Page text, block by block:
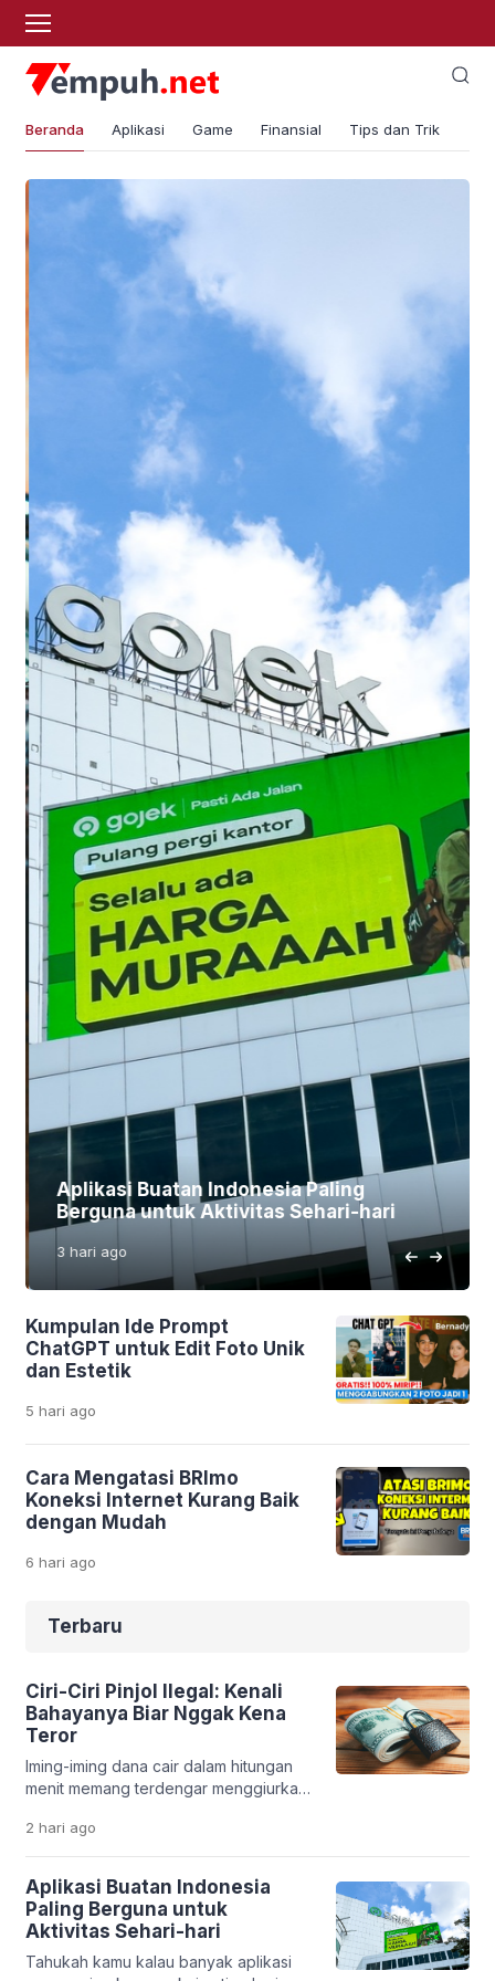
Beranda Aplikasi Game Finansial Tips dan Trik
Aplikasi Buatan Indonesia Paling
Berguna untuk Aktivitas Sehari-hari
3 hari ago
Kumpulan Ide Prompt
ChatGPT untuk Edit Foto Unik
dan Estetik
5 hari ago
Cara Mengatasi BRImo
Koneksi Internet Kurang Baik
dengan Mudah
6 hari ago
Terbaru
Ciri-Ciri Pinjol Ilegal: Kenali
Bahayanya Biar Nggak Kena
Teror
Iming-iming dana cair dalam hitungan
menit memang terdengar menggiurkan.
cepat. Tapi di balik kemudahan itu, ada
jebakan serius yang bisa merusak
kondisi finansial bahkan kehidupan
pribadimu. Fenomena pinjaman online
ilegal makin marak. Banyak aplikasi
bodong yang memanfaatkan situasi
darurat seseorang. Tanpa sadar,
2 hari ago
Aplikasi Buatan Indonesia
Paling Berguna untuk
Aktivitas Sehari-hari
Tahukah kamu kalau banyak aplikasi